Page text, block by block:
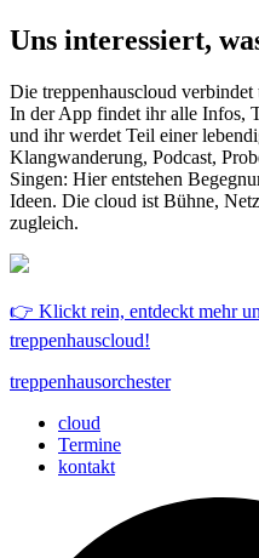
Uns interessiert,
Die treppenhauscloud
In der App findet ihr alle Infos,
und ihr werdet Teil einer
Klangwanderung, Podcast,
Singen: Hier entstehen
Ideen. Die cloud ist Bühne,
zugleich.
👉 Klickt rein, entdeckt mehr
treppenhauscloud!
treppenhausorchester
cloud
Termine
kontakt